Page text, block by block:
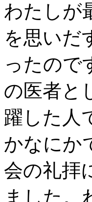
わたしが
を思いだ
ったので
の医者と
躍した人
かなにか
会の礼拝
ました。